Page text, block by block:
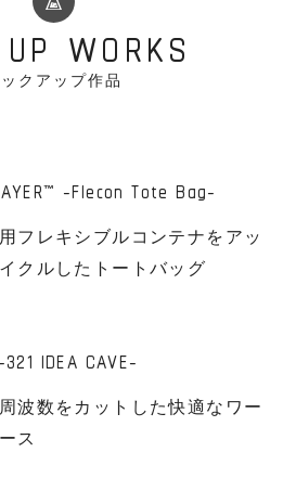
WORKS
クアップ作品
™ -Flecon Tote Bag-
フレキシブルコンテナをアッ
クルしたトートバッグ
IDEA CAVE-
波数をカットした快適なワー
ス